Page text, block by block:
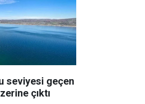
seviyesi geçen
çıktı